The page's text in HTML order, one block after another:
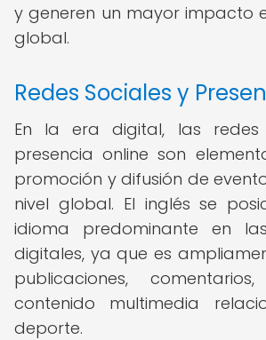
y generen un mayor impacto
global.
Redes Sociales y
En la era digital, las
presencia online son
promoción y difusión de
nivel global. El inglés se
idioma predominante en
digitales, ya que es
publicaciones,
contenido multimedia
deporte.